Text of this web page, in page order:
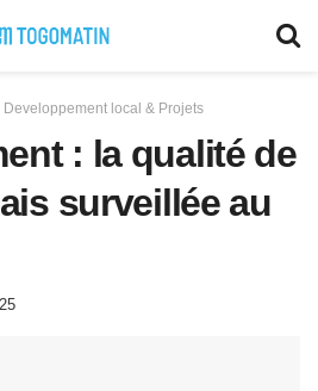
Developpement local & Projets
: la qualité de
surveillée au